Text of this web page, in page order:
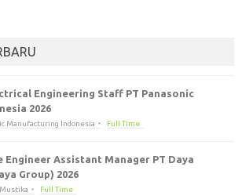
Engineering Staff PT Panasonic
2026
Manufacturing Indonesia Full Time
Engineer Assistant Manager PT Daya
Group) 2026
Mustika Full Time